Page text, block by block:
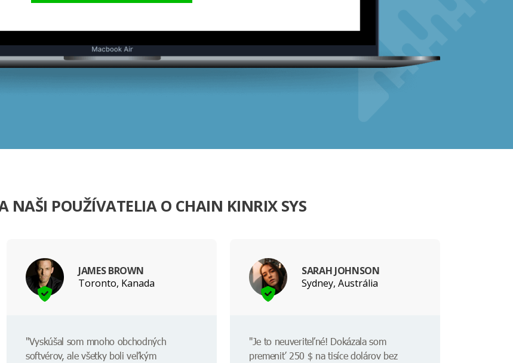
NAŠI POUŽÍVATELIA O CHAIN KINRIX SYS
JAMES BROWN
Toronto, Kanada
"Vyskúšal som mnoho obchodných
softvérov, ale všetky boli veľkým
SARAH JOHNSON
Sydney, Austrália
"Je to neuveriteľné! Dokázala som
premeniť 250 $ na tisíce dolárov bez